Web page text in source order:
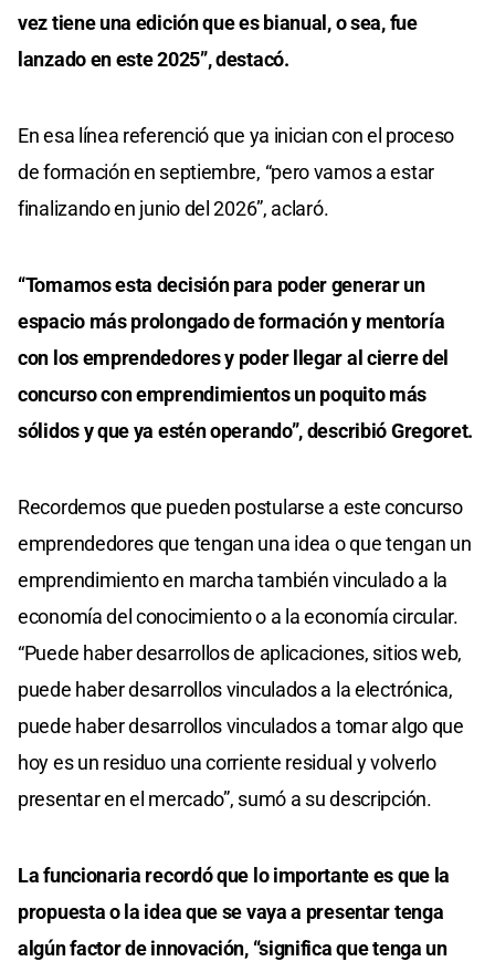
vez tiene una edición que es bianual, o sea, fue
lanzado en este 2025”, destacó.
En esa línea referenció que ya inician con el proceso
de formación en septiembre, “pero vamos a estar
finalizando en junio del 2026”, aclaró.
“Tomamos esta decisión para poder generar un
espacio más prolongado de formación y mentoría
con los emprendedores y poder llegar al cierre del
concurso con emprendimientos un poquito más
sólidos y que ya estén operando”, describió Gregoret.
Recordemos que pueden postularse a este concurso
emprendedores que tengan una idea o que tengan un
emprendimiento en marcha también vinculado a la
economía del conocimiento o a la economía circular.
“Puede haber desarrollos de aplicaciones, sitios web,
puede haber desarrollos vinculados a la electrónica,
puede haber desarrollos vinculados a tomar algo que
hoy es un residuo una corriente residual y volverlo
presentar en el mercado”, sumó a su descripción.
La funcionaria recordó que lo importante es que la
propuesta o la idea que se vaya a presentar tenga
algún factor de innovación, “significa que tenga un